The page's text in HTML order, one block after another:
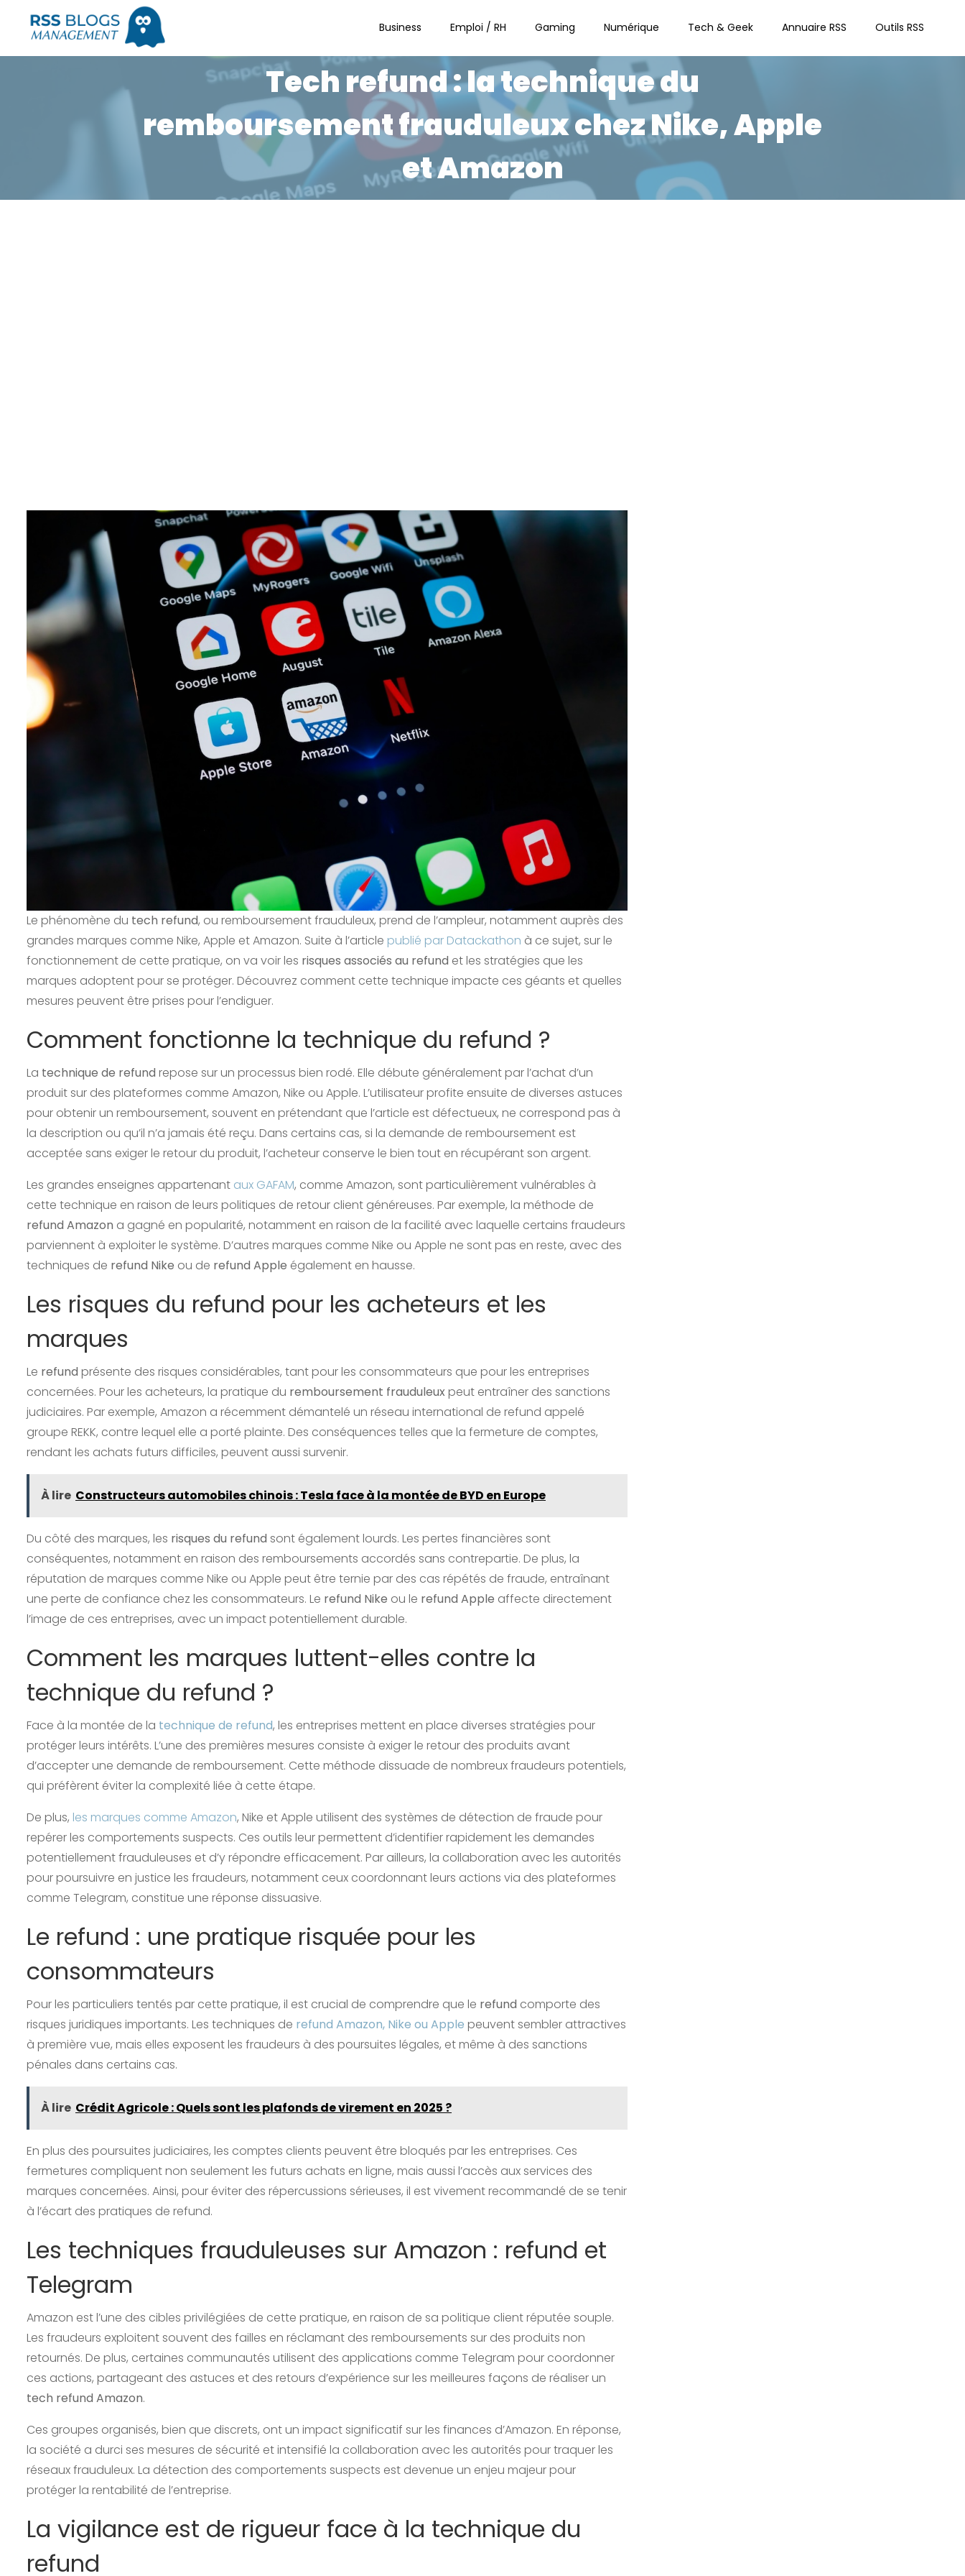
Business Emploi / RH Gaming Numérique Tech & Geek Annuaire RSS Outils RSS
Tech refund : la technique du
remboursement frauduleux chez Nike, Apple
et Amazon
Le phénomène du tech refund, ou remboursement frauduleux, prend de l’ampleur, notamment auprès des
grandes marques comme Nike, Apple et Amazon. Suite à l’article publié par Datackathon à ce sujet, sur le
fonctionnement de cette pratique, on va voir les risques associés au refund et les stratégies que les
marques adoptent pour se protéger. Découvrez comment cette technique impacte ces géants et quelles
mesures peuvent être prises pour l’endiguer.
Comment fonctionne la technique du refund ?
La technique de refund repose sur un processus bien rodé. Elle débute généralement par l’achat d’un
produit sur des plateformes comme Amazon, Nike ou Apple. L’utilisateur profite ensuite de diverses astuces
pour obtenir un remboursement, souvent en prétendant que l’article est défectueux, ne correspond pas à
la description ou qu’il n’a jamais été reçu. Dans certains cas, si la demande de remboursement est
acceptée sans exiger le retour du produit, l’acheteur conserve le bien tout en récupérant son argent.
Les grandes enseignes appartenant aux GAFAM, comme Amazon, sont particulièrement vulnérables à
cette technique en raison de leurs politiques de retour client généreuses. Par exemple, la méthode de
refund Amazon a gagné en popularité, notamment en raison de la facilité avec laquelle certains fraudeurs
parviennent à exploiter le système. D’autres marques comme Nike ou Apple ne sont pas en reste, avec des
techniques de refund Nike ou de refund Apple également en hausse.
Les risques du refund pour les acheteurs et les
marques
Le refund présente des risques considérables, tant pour les consommateurs que pour les entreprises
concernées. Pour les acheteurs, la pratique du remboursement frauduleuxpeut entraîner des sanctions
judiciaires. Par exemple, Amazon a récemment démantelé un réseau international de refund appelé
groupe REKK, contre lequel elle a porté plainte. Des conséquences telles que la fermeture de comptes,
rendant les achats futurs difficiles, peuvent aussi survenir.
À lire Constructeurs automobiles chinois : Tesla face à la montée de BYD en Europe
Du côté des marques, les risques du refund sont également lourds. Les pertes financières sont
conséquentes, notamment en raison des remboursements accordés sans contrepartie. De plus, la
réputation de marques comme Nike ou Apple peut être ternie par des cas répétés de fraude, entraînant
une perte de confiance chez les consommateurs. Le refund Nike ou le refund Apple affecte directement
l’image de ces entreprises, avec un impact potentiellement durable.
Comment les marques luttent-elles contre la
technique du refund ?
Face à la montée de la technique de refund, les entreprises mettent en place diverses stratégies pour
protéger leurs intérêts. L’une des premières mesures consiste à exiger le retour des produits avant
d’accepter une demande de remboursement. Cette méthode dissuade de nombreux fraudeurs potentiels,
qui préfèrent éviter la complexité liée à cette étape.
De plus, les marques comme Amazon, Nike et Apple utilisent des systèmes de détection de fraude pour
repérer les comportements suspects. Ces outils leur permettent d’identifier rapidement les demandes
potentiellement frauduleuses et d’y répondre efficacement. Par ailleurs, la collaboration avec les autorités
pour poursuivre en justice les fraudeurs, notamment ceux coordonnant leurs actions via des plateformes
comme Telegram, constitue une réponse dissuasive.
Le refund : une pratique risquée pour les
consommateurs
Pour les particuliers tentés par cette pratique, il est crucial de comprendre que le refund comporte des
risques juridiques importants. Les techniques de refund Amazon, Nike ou Apple peuvent sembler attractives
à première vue, mais elles exposent les fraudeurs à des poursuites légales, et même à des sanctions
pénales dans certains cas.
À lire Crédit Agricole : Quels sont les plafonds de virement en 2025 ?
En plus des poursuites judiciaires, les comptes clients peuvent être bloqués par les entreprises. Ces
fermetures compliquent non seulement les futurs achats en ligne, mais aussi l’accès aux services des
marques concernées. Ainsi, pour éviter des répercussions sérieuses, il est vivement recommandé de se tenir
à l’écart des pratiques de refund.
Les techniques frauduleuses sur Amazon : refund et
Telegram
Amazon est l’une des cibles privilégiées de cette pratique, en raison de sa politique client réputée souple.
Les fraudeurs exploitent souvent des failles en réclamant des remboursements sur des produits non
retournés. De plus, certaines communautés utilisent des applications comme Telegram pour coordonner
ces actions, partageant des astuces et des retours d’expérience sur les meilleures façons de réaliser un
tech refund Amazon.
Ces groupes organisés, bien que discrets, ont un impact significatif sur les finances d’Amazon. En réponse,
la société a durci ses mesures de sécurité et intensifié la collaboration avec les autorités pour traquer les
réseaux frauduleux. La détection des comportements suspects est devenue un enjeu majeur pour
protéger la rentabilité de l’entreprise.
La vigilance est de rigueur face à la technique du
refund